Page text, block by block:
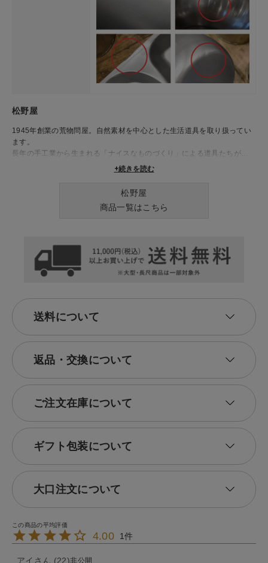
松野屋
1945年創業の荒物問屋。自然素材を中心とした生活道具を取り扱ってい
ます。
長年の手工業から生まれる「ナイスなものづくり」による道具たちが、
+続きを読む
松野屋
商品一覧はこちら
送料について
返品・交換について
ご注文在庫について
ギフト包装について
大口注文について
4.00 1
アイ 22 非公開